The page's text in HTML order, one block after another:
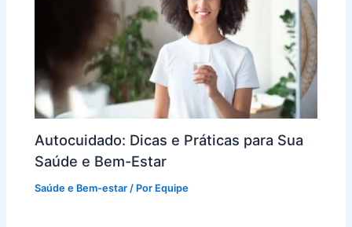
Autocuidado: Dicas e Práticas para Sua
Saúde e Bem-Estar
Saúde e Bem-estar / Por Equipe